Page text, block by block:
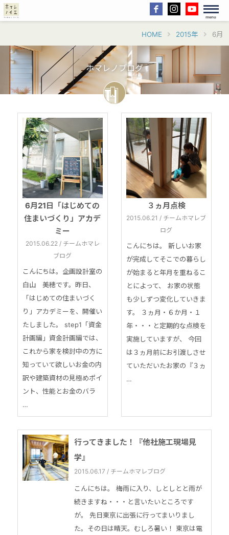
menu
HOME 2015年 6月
ホマレノブログ
6月21日「はじめての
住まいづくり」アカデ
ミー
2015.06.22 / チームホマレ
ブログ
こんにちは。企画設計室の
白山 美穂です。昨日、
「はじめての住まいづく
り」アカデミーを、開催い
たしました。 step1「資金
計画編」資金計画編では、
これから家を検討中の方に
知っていて欲しいお金の内
訳や建築資材の見極めポイ
ント、性能とお金のバラ
…
３ヵ月点検
2015.06.21 / チームホマレブ
ログ
こんにちは。 新しいお家
が完成してそこでの暮らし
が始まると年月を重ねるこ
とによって、 お家の状態
も少しずつ変化していきま
す。 ３ヵ月・６か月・１
年・・・と定期的な点検を
実施していますが、 今回
は３ヵ月前にお引渡しさせ
ていただいたお家の『３ヵ
…
行ってきました！『他社施工現場見
学』
2015.06.17 / チームホマレブログ
こんにちは。 梅雨に入り、しとしとと雨が
続きますね・・・と言いたいところです
が。 先日東京に出張に行ってまいりまし
た。その日は晴天。むしろ暑い！ 東京は電